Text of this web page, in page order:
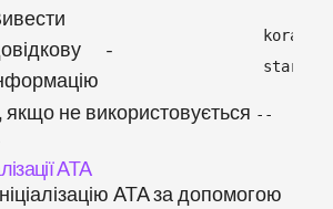
-
kora rpc
start --
не використовується --
ATA
ATA за допомогою